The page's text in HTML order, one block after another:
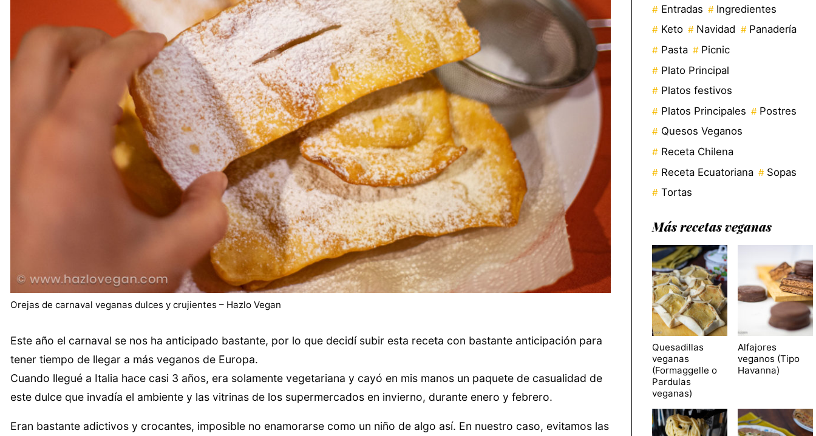
Orejas de carnaval veganas dulces y crujientes – Hazlo Vegan
Este año el carnaval se nos ha anticipado bastante, por lo que decidí subir esta receta con bastante anticipación para
tener tiempo de llegar a más veganos de Europa.
Cuando llegué a Italia hace casi 3 años, era solamente vegetariana y cayó en mis manos un paquete de casualidad de
este dulce que invadía el ambiente y las vitrinas de los supermercados en invierno, durante enero y febrero.
Eran bastante adictivos y crocantes, imposible no enamorarse como un niño de algo así. En nuestro caso, evitamos las
Entradas
Ingredientes
Keto
Navidad
Panadería
Pasta
Picnic
Plato Principal
Platos festivos
Platos Principales
Postres
Quesos Veganos
Receta Chilena
Receta Ecuatoriana
Sopas
Tortas
Más recetas veganas
Quesadillas
veganas
(Formaggelle o
Pardulas
veganas)
Alfajores
veganos (Tipo
Havanna)